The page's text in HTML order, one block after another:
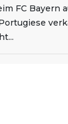
FC Bayern